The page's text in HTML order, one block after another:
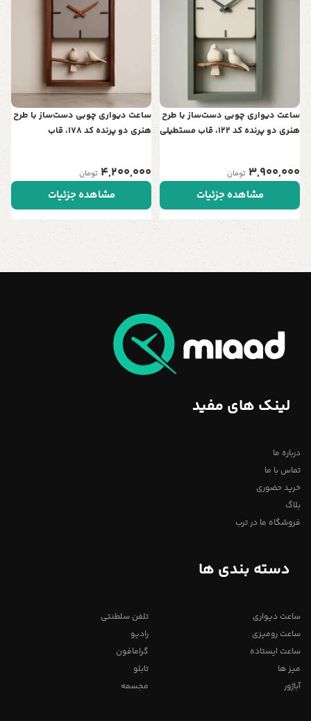
ساعت دیواری چوبی دست‌ساز با طرح
هنری دو پرنده کد 122، قاب مستطیلی
3,900,000 تومان
مشاهده جزئیات
ساعت دیواری چوبی دست‌ساز با طرح
هنری دو پرنده کد 178، قاب
4,200,000 تومان
مشاهده جزئیات
لینک های مفید
درباره ما
تماس با ما
خرید حضوری
بلاگ
فروشگاه ما در ترب
دسته بندی ها
ساعت دیواری
ساعت رومیزی
ساعت ایستاده
میز ها
آباژور
تلفن سلطنتی
رادیو
گرامافون
تابلو
مجسمه